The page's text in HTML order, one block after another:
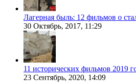
Лагерная быль: 12 фильмов о
30 Октябрь, 2017, 11:29
11 исторических фильмов 2019
23 Сентябрь, 2020, 14:09